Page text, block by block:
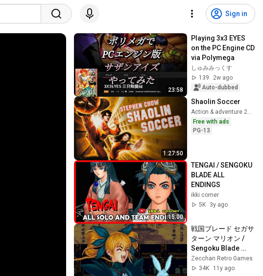
Sign in
23:58
Playing 3x3 EYES
on the PC Engine CD
via Polymega
しゅみみっくす
139
2w ago
Auto-dubbed
1:27:50
Shaolin Soccer
Action & adventure 2001
Free with ads
PG-13
15:00
TENGAI / SENGOKU
BLADE ALL
ENDINGS
ikki corner
5K
3y ago
戦国ブレード セガサ
ターン マリオン /
Sengoku Blade
Sega Saturn
Zecchan Retro Games
34K
11y ago